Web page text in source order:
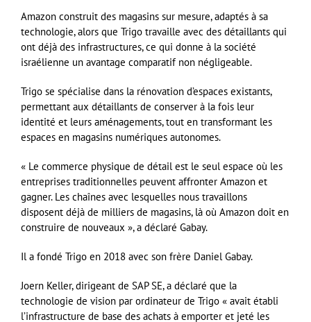
Amazon construit des magasins sur mesure, adaptés à sa
technologie, alors que Trigo travaille avec des détaillants qui
ont déjà des infrastructures, ce qui donne à la société
israélienne un avantage comparatif non négligeable.
Trigo se spécialise dans la rénovation d’espaces existants,
permettant aux détaillants de conserver à la fois leur
identité et leurs aménagements, tout en transformant les
espaces en magasins numériques autonomes.
« Le commerce physique de détail est le seul espace où les
entreprises traditionnelles peuvent affronter Amazon et
gagner. Les chaînes avec lesquelles nous travaillons
disposent déjà de milliers de magasins, là où Amazon doit en
construire de nouveaux », a déclaré Gabay.
Il a fondé Trigo en 2018 avec son frère Daniel Gabay.
Joern Keller, dirigeant de SAP SE, a déclaré que la
technologie de vision par ordinateur de Trigo « avait établi
l’infrastructure de base des achats à emporter et jeté les